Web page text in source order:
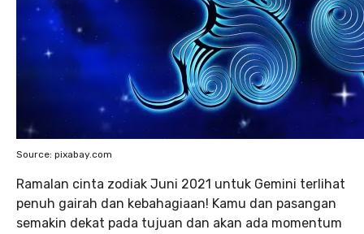
Source: pixabay.com
Ramalan cinta zodiak Juni 2021 untuk Gemini terlihat
penuh gairah dan kebahagiaan! Kamu dan pasangan
semakin dekat pada tujuan dan akan ada momentum